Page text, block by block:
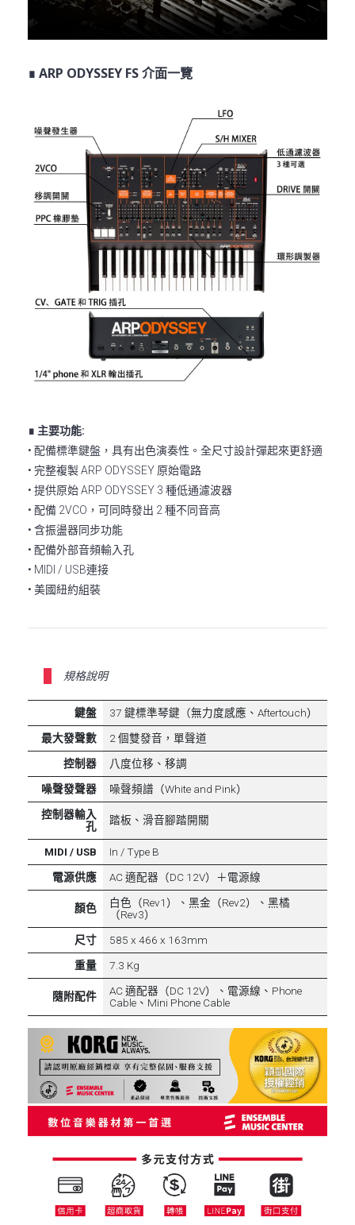
∎ ARP ODYSSEY FS 介面一覽
∎ 主要功能:
• 配備標準鍵盤，具有出色演奏性。全尺寸設計彈起來更舒適
• 完整複製 ARP ODYSSEY 原始電路
• 提供原始 ARP ODYSSEY 3 種低通濾波器
• 配備 2VCO，可同時發出 2 種不同音高
• 含振盪器同步功能
• 配備外部音頻輸入孔
• MIDI / USB連接
• 美國紐約組裝
規格說明
鍵盤
37 鍵標準琴鍵（無力度感應、Aftertouch）
最大發聲數
2 個雙發音，單聲道
控制器
八度位移、移調
噪聲發聲器
噪聲頻譜（White and Pink）
控制器輸入
孔
踏板、滑音腳踏開關
MIDI / USB
In / Type B
電源供應
AC 適配器（DC 12V）＋電源線
顏色
白色（Rev1）、黑金（Rev2）、黑橘
（Rev3）
尺寸
585 x 466 x 163mm
重量
7.3 Kg
隨附配件
AC 適配器（DC 12V）、電源線、Phone
Cable、Mini Phone Cable